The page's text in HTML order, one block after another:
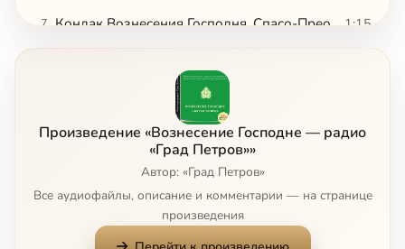
7 Кондак Вознесения Господня. Спасо-Преображенский собор СПб 1:15
11 Слово в день Вознесения Господня. Святитель Филарет Московский 21:26
Произведение «Вознесение Господне — радио
«Град Петров»»
Автор: «Град Петров»
Все аудиофайлы, описание и комментарии — на странице
произведения